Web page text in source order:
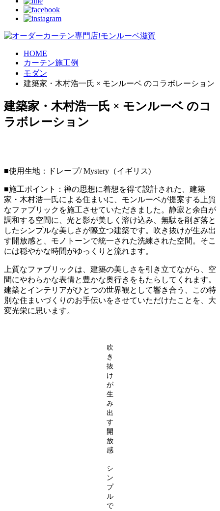
HOME
カーテン施工例
モダン
建築家・木村浩一氏 × モンルーベ のコラボレーション
建築家・木村浩一氏 × モンルーベ のコ
ラボレーション
■使用生地：ドレープ/ Mystery（イギリス)
■施工ポイント：禅の思想に着想を得て設計された、建築
家・木村浩一氏による住まいに、モンルーベが提案する上質
なファブリックを施工させていただきました。静寂と余白が
調和する空間に、光と影が美しく溶け込み、無駄を削ぎ落と
したシンプルな美しさが際立つ建築です。吹き抜けが生み出
す開放感と、モノトーンで統一された洗練された空間。そこ
には穏やかな時間がゆっくりと流れます。
上質なファブリックは、建築の美しさを引き立てながら、空
間にやわらかな表情と豊かな奥行きをもたらしてくれます。
建築とインテリアがひとつの世界観として響き合う、この特
別な住まいづくりのお手伝いをさせていただけたことを、大
変光栄に思います。
吹
き
抜
け
が
生
み
出
す
開
放
感
シ
ン
プ
ル
で